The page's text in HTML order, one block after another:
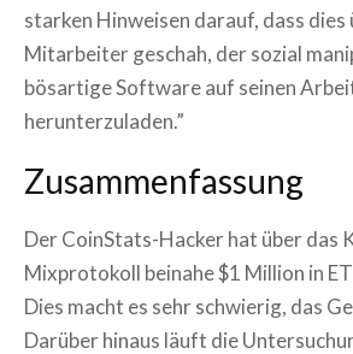
starken Hinweisen darauf, dass dies
Mitarbeiter geschah, der sozial
bösartige Software auf seinen
herunterzuladen.”
Zusammenfassung
Der CoinStats-Hacker hat über das
Mixprotokoll beinahe $1 Million in
Dies macht es sehr schwierig, das
Darüber hinaus läuft die